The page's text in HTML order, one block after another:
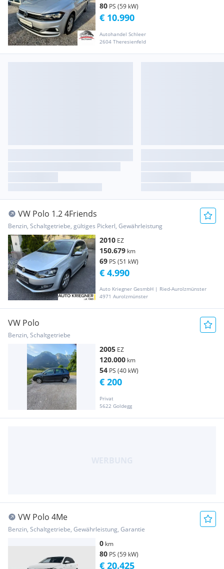
80 PS (59 kW)
Autohandel Schleer
2604 Theresienfeld
€ 10.990
VW Polo 1.2 4Friends
Benzin, Schaltgetriebe, gültiges Pickerl, Gewährleistung
2010 EZ
150.679 km
69 PS (51 kW)
Auto Kriegner GesmbH | Ried-Aurolzmünster
4971 Aurolzmünster
€ 4.990
VW Polo
Benzin, Schaltgetriebe
2005 EZ
120.000 km
54 PS (40 kW)
Privat
5622 Goldegg
€ 200
VW Polo 4Me
Benzin, Schaltgetriebe, Gewährleistung, Garantie
0 km
80 PS (59 kW)
€ 20.425